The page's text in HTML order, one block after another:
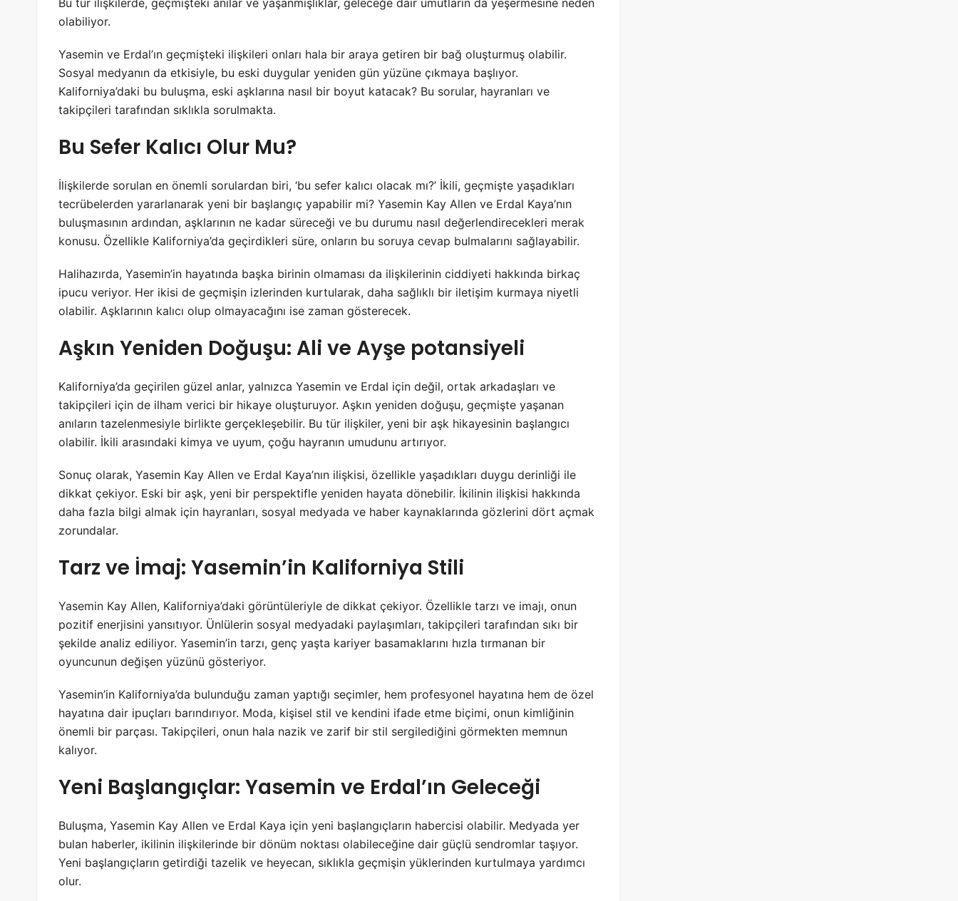
Bu tür ilişkilerde, geçmişteki anılar ve yaşanmışlıklar, geleceğe dair umutların da yeşermesine neden
olabiliyor.
Yasemin ve Erdal’ın geçmişteki ilişkileri onları hala bir araya getiren bir bağ oluşturmuş olabilir.
Sosyal medyanın da etkisiyle, bu eski duygular yeniden gün yüzüne çıkmaya başlıyor.
Kaliforniya’daki bu buluşma, eski aşklarına nasıl bir boyut katacak? Bu sorular, hayranları ve
takipçileri tarafından sıklıkla sorulmakta.
Bu Sefer Kalıcı Olur Mu?
İlişkilerde sorulan en önemli sorulardan biri, ‘bu sefer kalıcı olacak mı?’ İkili, geçmişte yaşadıkları
tecrübelerden yararlanarak yeni bir başlangıç yapabilir mi? Yasemin Kay Allen ve Erdal Kaya’nın
buluşmasının ardından, aşklarının ne kadar süreceği ve bu durumu nasıl değerlendirecekleri merak
konusu. Özellikle Kaliforniya’da geçirdikleri süre, onların bu soruya cevap bulmalarını sağlayabilir.
Halihazırda, Yasemin’in hayatında başka birinin olmaması da ilişkilerinin ciddiyeti hakkında birkaç
ipucu veriyor. Her ikisi de geçmişin izlerinden kurtularak, daha sağlıklı bir iletişim kurmaya niyetli
olabilir. Aşklarının kalıcı olup olmayacağını ise zaman gösterecek.
Aşkın Yeniden Doğuşu: Ali ve Ayşe potansiyeli
Kaliforniya’da geçirilen güzel anlar, yalnızca Yasemin ve Erdal için değil, ortak arkadaşları ve
takipçileri için de ilham verici bir hikaye oluşturuyor. Aşkın yeniden doğuşu, geçmişte yaşanan
anıların tazelenmesiyle birlikte gerçekleşebilir. Bu tür ilişkiler, yeni bir aşk hikayesinin başlangıcı
olabilir. İkili arasındaki kimya ve uyum, çoğu hayranın umudunu artırıyor.
Sonuç olarak, Yasemin Kay Allen ve Erdal Kaya’nın ilişkisi, özellikle yaşadıkları duygu derinliği ile
dikkat çekiyor. Eski bir aşk, yeni bir perspektifle yeniden hayata dönebilir. İkilinin ilişkisi hakkında
daha fazla bilgi almak için hayranları, sosyal medyada ve haber kaynaklarında gözlerini dört açmak
zorundalar.
Tarz ve İmaj: Yasemin’in Kaliforniya Stili
Yasemin Kay Allen, Kaliforniya’daki görüntüleriyle de dikkat çekiyor. Özellikle tarzı ve imajı, onun
pozitif enerjisini yansıtıyor. Ünlülerin sosyal medyadaki paylaşımları, takipçileri tarafından sıkı bir
şekilde analiz ediliyor. Yasemin’in tarzı, genç yaşta kariyer basamaklarını hızla tırmanan bir
oyuncunun değişen yüzünü gösteriyor.
Yasemin’in Kaliforniya’da bulunduğu zaman yaptığı seçimler, hem profesyonel hayatına hem de özel
hayatına dair ipuçları barındırıyor. Moda, kişisel stil ve kendini ifade etme biçimi, onun kimliğinin
önemli bir parçası. Takipçileri, onun hala nazik ve zarif bir stil sergilediğini görmekten memnun
kalıyor.
Yeni Başlangıçlar: Yasemin ve Erdal’ın Geleceği
Buluşma, Yasemin Kay Allen ve Erdal Kaya için yeni başlangıçların habercisi olabilir. Medyada yer
bulan haberler, ikilinin ilişkilerinde bir dönüm noktası olabileceğine dair güçlü sendromlar taşıyor.
Yeni başlangıçların getirdiği tazelik ve heyecan, sıklıkla geçmişin yüklerinden kurtulmaya yardımcı
olur.